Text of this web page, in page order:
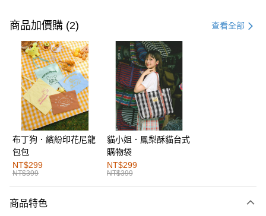
信用卡一次付款
購物金
超商取貨付款
LINE Pay
街口支付
運送方式
全家取貨付款
每筆NT$60，滿NT$1,000(含以上)免運費
付款後全家取貨
商品加價購 (2) 查看全部
布丁狗．繽紛印花尼龍
包包
NT$299
NT$399
貓小姐．鳳梨酥貓台式
購物袋
NT$299
NT$399
商品特色